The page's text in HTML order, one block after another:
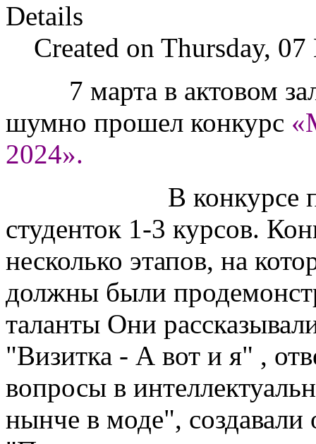
Details
Created on Thursday,
7 марта в актовом
шумно прошел конкурс
2024».
В конкурсе
студенток 1-3 курсов.
несколько этапов, на
должны были
таланты Они
"Визитка - А вот и я" ,
вопросы в
нынче в моде", создавали